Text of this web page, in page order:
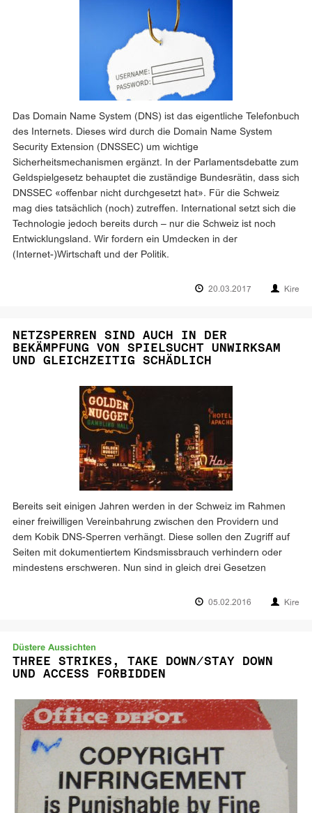
Das Domain Name System (DNS) ist das eigentliche Telefonbuch
des Internets. Dieses wird durch die Domain Name System
Security Extension (DNSSEC) um wichtige
Sicherheitsmechanismen ergänzt. In der Parlamentsdebatte zum
Geldspielgesetz behauptet die zuständige Bundesrätin, dass sich
DNSSEC «offenbar nicht durchgesetzt hat». Für die Schweiz
mag dies tatsächlich (noch) zutreffen. International setzt sich die
Technologie jedoch bereits durch – nur die Schweiz ist noch
Entwicklungsland. Wir fordern ein Umdecken in der
(Internet-)Wirtschaft und der Politik.
20.03.2017 Kire
NETZSPERREN SIND AUCH IN DER
BEKÄMPFUNG VON SPIELSUCHT UNWIRKSAM
UND GLEICHZEITIG SCHÄDLICH
Bereits seit einigen Jahren werden in der Schweiz im Rahmen
einer freiwilligen Vereinbahrung zwischen den Providern und
dem Kobik DNS-Sperren verhängt. Diese sollen den Zugriff auf
Seiten mit dokumentiertem Kindsmissbrauch verhindern oder
mindestens erschweren. Nun sind in gleich drei Gesetzen
05.02.2016 Kire
Düstere Aussichten
THREE STRIKES, TAKE DOWN/STAY DOWN
UND ACCESS FORBIDDEN